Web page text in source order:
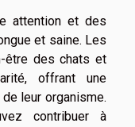
attention et des
et saine. Les
être des chats et
offrant une
leur organisme.
contribuer à